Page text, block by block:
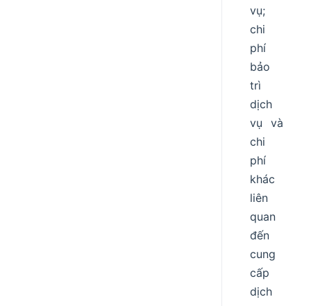
vụ;
chi
phí
bảo
trì
dịch
vụ và
chi
phí
khác
liên
quan
đến
cung
cấp
dịch